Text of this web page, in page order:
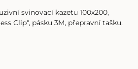
svinovací kazetu 100x200,
Clip", pásku 3M, přepravní tašku,